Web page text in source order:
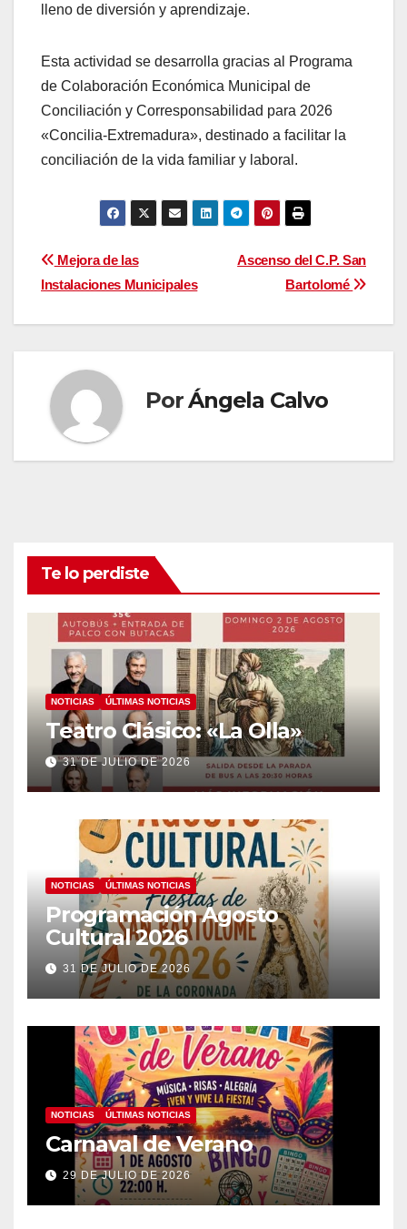
lleno de diversión y aprendizaje.
Esta actividad se desarrolla gracias al Programa
de Colaboración Económica Municipal de
Conciliación y Corresponsabilidad para 2026
«Concilia-Extremadura», destinado a facilitar la
conciliación de la vida familiar y laboral.
Navegación
de
Ascenso del C.P. San
Bartolomé
Mejora de las
Instalaciones Municipales
PorÁngela Calvo
Te lo perdiste
NOTICIAS ÚLTIMAS NOTICIAS
Teatro Clásico: «La Olla»
31 DE JULIO DE 2026
NOTICIAS ÚLTIMAS NOTICIAS
Programación Agosto
Cultural 2026
31 DE JULIO DE 2026
NOTICIAS ÚLTIMAS NOTICIAS
Carnaval de Verano
29 DE JULIO DE 2026